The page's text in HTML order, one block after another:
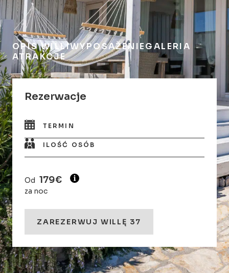
OPIS WILLIWYPOSAŽENIEGALERIA
ATRAKCJE
Rezerwacje
TERMIN
ILOŚĆ OSÓB
Od 179€
za noc